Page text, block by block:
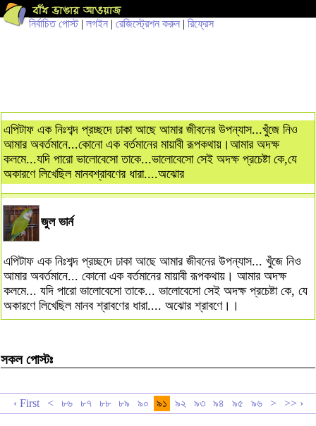
নির্বাচিত পোস্ট| লগইন | রেজিস্ট্রেশন করুন | রিফ্রেস
এপিটাফ এক নিঃশব্দ প্রচ্ছদে ঢাকা আছে আমার জীবনের উপন্যাস...খুঁজে নিও
আমার অবর্তমানে...কোনো এক বর্তমানের মায়াবী রূপকথায়।আমার অদক্ষ
কলমে...যদি পারো ভালোবেসো তাকে...ভালোবেসো সেই অদক্ষ প্রচেষ্টা কে,যে
অকারণে লিখেছিল মানবশ্রাবণের ধারা....অঝোর
জুল ভার্ন
এপিটাফ এক নিঃশব্দ প্রচ্ছদে ঢাকা আছে আমার জীবনের উপন্যাস... খুঁজে নিও
আমার অবর্তমানে... কোনো এক বর্তমানের মায়াবী রূপকথায়। আমার অদক্ষ
কলমে... যদি পারো ভালোবেসো তাকে... ভালোবেসো সেই অদক্ষ প্রচেষ্টা কে, যে
অকারণে লিখেছিল মানব শ্রাবণের ধারা.... অঝোর শ্রাবণে।।
সকল পোস্টঃ
‹ First < ৮৬ ৮৭ ৮৮ ৮৯ ৯০ ৯১ ৯২ ৯৩ ৯৪ ৯৫ ৯৬ > >> ›